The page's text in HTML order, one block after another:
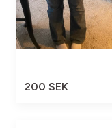
200 SEK